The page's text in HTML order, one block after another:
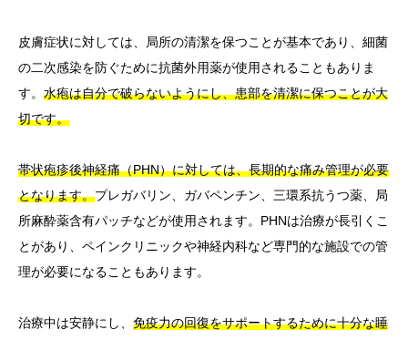
皮膚症状に対しては、局所の清潔を保つことが基本であり、細菌
の二次感染を防ぐために抗菌外用薬が使用されることもありま
す。 水疱は自分で破らないようにし、患部を清潔に保つことが大
切です。
帯状疱疹後神経痛（PHN）に対しては、長期的な痛み管理が必要
となります。プレガバリン、ガバペンチン、三環系抗うつ薬、局
所麻酔薬含有パッチなどが使用されます。PHNは治療が長引くこ
とがあり、ペインクリニックや神経内科など専門的な施設での管
理が必要になることもあります。
治療中は安静にし、 免疫力の回復をサポートするために十分な睡